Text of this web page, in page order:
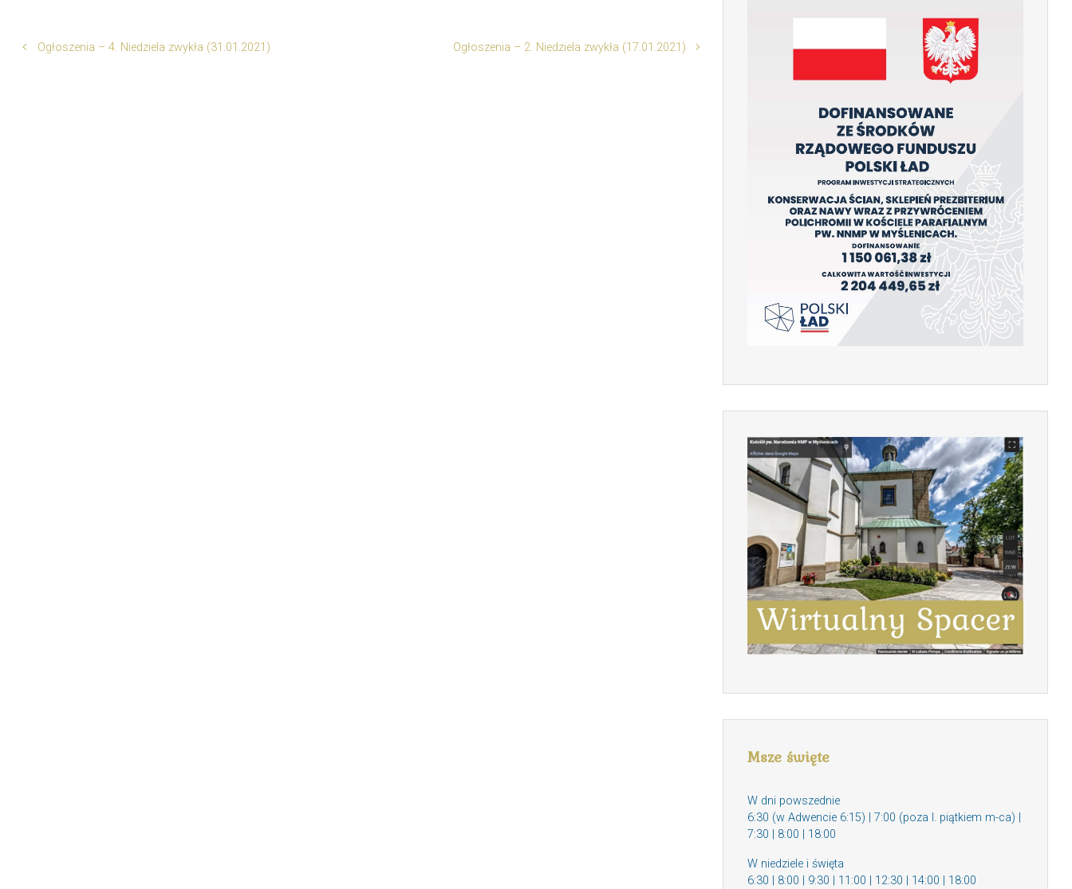
Ogłoszenia – 4. Niedziela zwykła (31.01.2021) Ogłoszenia – 2. Niedziela zwykła (17.01.2021)
Msze święte
W dni powszednie
6:30 (w Adwencie 6:15) | 7:00 (poza I. piątkiem m-ca) |
7:30 | 8:00 | 18:00
W niedziele i święta
6:30 | 8:00 | 9:30 | 11:00 | 12:30 | 14:00 | 18:00